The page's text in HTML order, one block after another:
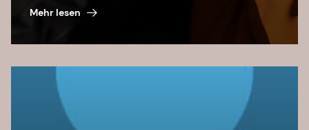
potential for investors.
Mehr lesen